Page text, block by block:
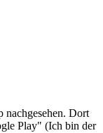
nachgesehen. Dort
Play" (Ich bin der